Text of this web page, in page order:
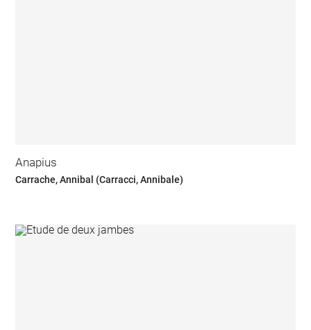
Anapius
Carrache, Annibal (Carracci, Annibale)